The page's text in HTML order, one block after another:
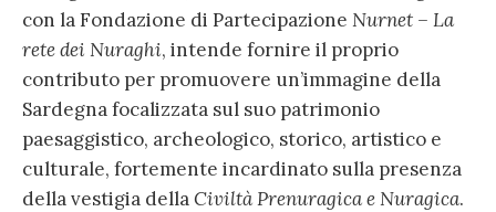
con la Fondazione di Partecipazione Nurnet – La
rete dei Nuraghi, intende fornire il proprio
contributo per promuovere un’immagine della
Sardegna focalizzata sul suo patrimonio
paesaggistico, archeologico, storico, artistico e
culturale, fortemente incardinato sulla presenza
della vestigia dellaCiviltà Prenuragica e Nuragica.